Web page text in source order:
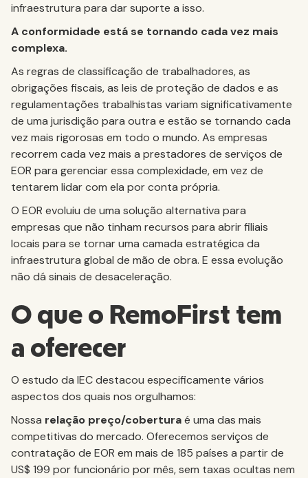
infraestrutura para dar suporte a isso.
A conformidade está se tornando cada vez mais
complexa.
As regras de classificação de trabalhadores, as
obrigações fiscais, as leis de proteção de dados e as
regulamentações trabalhistas variam significativamente
de uma jurisdição para outra e estão se tornando cada
vez mais rigorosas em todo o mundo. As empresas
recorrem cada vez mais a prestadores de serviços de
EOR para gerenciar essa complexidade, em vez de
tentarem lidar com ela por conta própria.
O EOR evoluiu de uma solução alternativa para
empresas que não tinham recursos para abrir filiais
locais para se tornar uma camada estratégica da
infraestrutura global de mão de obra. E essa evolução
não dá sinais de desaceleração.
O que o RemoFirst tem
a oferecer
O estudo da IEC destacou especificamente vários
aspectos dos quais nos orgulhamos:
Nossa relação preço/coberturaé uma das mais
competitivas do mercado. Oferecemos serviços de
contratação de EOR em mais de 185 países a partir de
US$ 199 por funcionário por mês, sem taxas ocultas nem